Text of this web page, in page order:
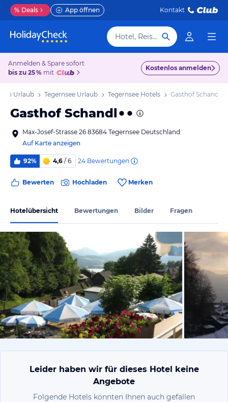
% Deals App öffnen Kontakt
Hotel, Reiseziel
Anmelden & Spare sofort
bis zu 25 % mit
Kostenlos anmelden
Urlaub Tegernsee Urlaub Tegernsee Hotels Gasthof Schandl
Gasthof Schandl
Max-Josef-Strasse 26 83684 Tegernsee Deutschland
Auf Karte anzeigen
92% 4,6 / 6 24 Bewertungen
Bewerten Hochladen Merken
Hotelübersicht Bewertungen Bilder Fragen
von Ralf,
Leider haben wir für dieses Hotel keine
Angebote
Folgende Hotels könnten Ihnen auch gefallen